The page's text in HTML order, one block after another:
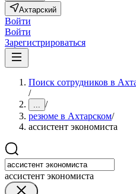
Ахтарский
Войти
Войти
Зарегистрироваться
Поиск сотрудников в
/
... /
резюме в Ахтарском/
ассистент экономиста
ассистент экономиста